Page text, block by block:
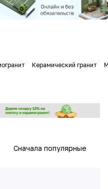
Керамический гранит
Сначала популярные